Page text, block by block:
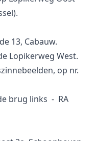
13, Cabauw.
Lopikerweg West.
op nr.
brug links - RA